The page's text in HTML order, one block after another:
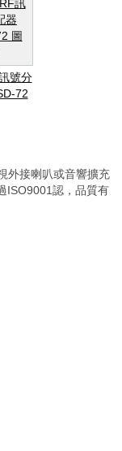
號分
72
外接喇叭或音響擴充
ISO9001認，品質有